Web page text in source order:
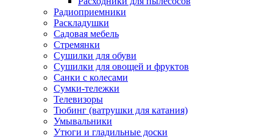
Радиоприемники
Раскладушки
Садовая мебель
Стремянки
Сушилки для обуви
Сушилки для овощей и фруктов
Санки с колесами
Сумки-тележки
Телевизоры
Тюбинг (ватрушки для катания)
Умывальники
Утюги и гладильные доски